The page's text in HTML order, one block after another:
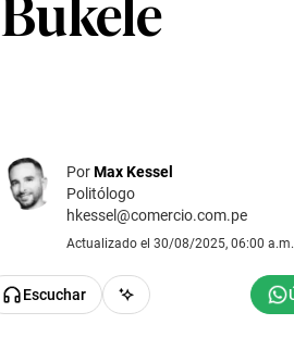
PorMax Kessel
Politólogo
hkessel@comercio.com.pe
Actualizado el 30/08/2025, 06:00 a.m.
Escuchar